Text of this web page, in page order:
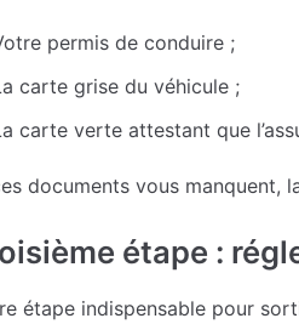
permis de conduire ;
carte grise du véhicule ;
carte verte attestant que
documents vous manquent,
étape :
étape indispensable pour